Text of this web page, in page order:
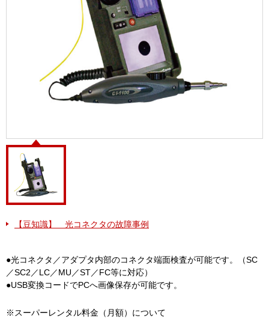
【豆知識】 光コネクタの故障事例
●光コネクタ／アダプタ内部のコネクタ端面検査が可能です。（SC
／SC2／LC／MU／ST／FC等に対応）
●USB変換コードでPCへ画像保存が可能です。
※スーパーレンタル料金（月額）について